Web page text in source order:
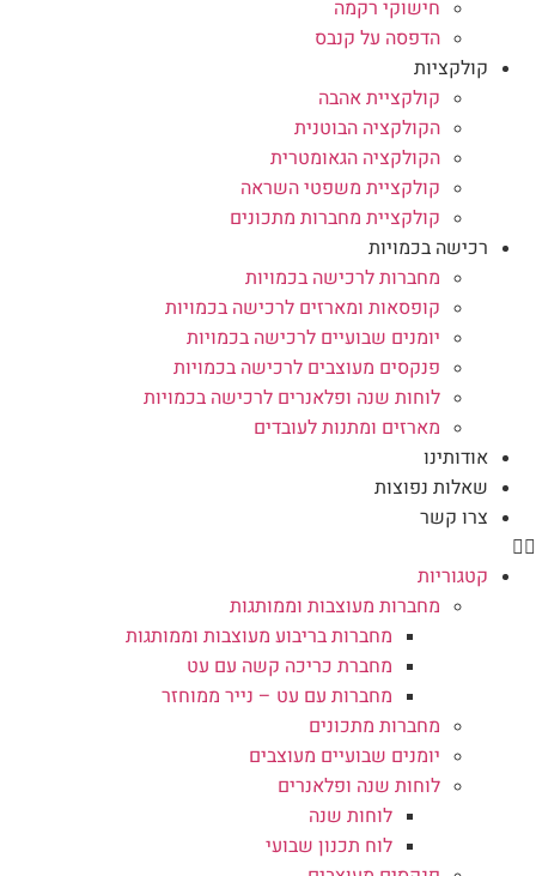
חישוקי רקמה
הדפסה על קנבס
קולקציות
קולקציית אהבה
הקולקציה הבוטנית
הקולקציה הגאומטרית
קולקציית משפטי השראה
קולקציית מחברות מתכונים
רכישה בכמויות
מחברות לרכישה בכמויות
קופסאות ומארזים לרכישה בכמויות
יומנים שבועיים לרכישה בכמויות
פנקסים מעוצבים לרכישה בכמויות
לוחות שנה ופלאנרים לרכישה בכמויות
מארזים ומתנות לעובדים
אודותינו
שאלות נפוצות
צרו קשר
קטגוריות
מחברות מעוצבות וממותגות
מחברות בריבוע מעוצבות וממותגות
מחברת כריכה קשה עם עט
מחברות עם עט – נייר ממוחזר
מחברות מתכונים
יומנים שבועיים מעוצבים
לוחות שנה ופלאנרים
לוחות שנה
לוח תכנון שבועי